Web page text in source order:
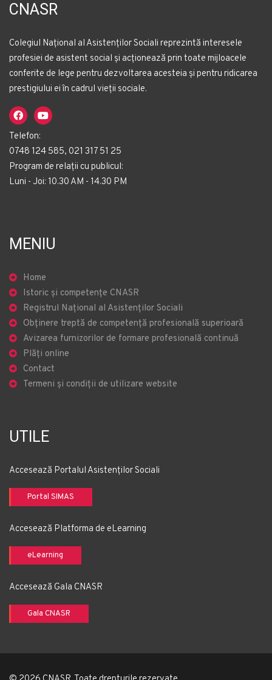
CNASR
Colegiul Național al Asistenților Sociali reprezintă interesele
profesiei de asistent social și acționează prin toate mijloacele
conferite de lege pentru dezvoltarea acesteia și pentru ridicarea
prestigiului ei în cadrul vieții sociale.
Telefon:
0748 124 585, 021 317 51 25
Program de relații cu publicul:
Luni - Joi: 10.30 AM - 14.30 PM
MENIU
Home
Istoric și competențe CNASR
Registrul Național al Asistenților Sociali
Obținere treptă de competență profesională superioară
Avizarea furnizorilor de formare profesională continuă
Plăți online
Contact
Termeni și condiții de utilizare website
UTILE
Accesează Portalul Asistenților Sociali
Portal SIMAS
Accesează Platforma de eLearning
eLearning
Accesează Gala CNASR
Gala CNASR